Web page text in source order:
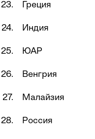
Греция
Индия
ЮАР
Венгрия
Малайзия
Россия